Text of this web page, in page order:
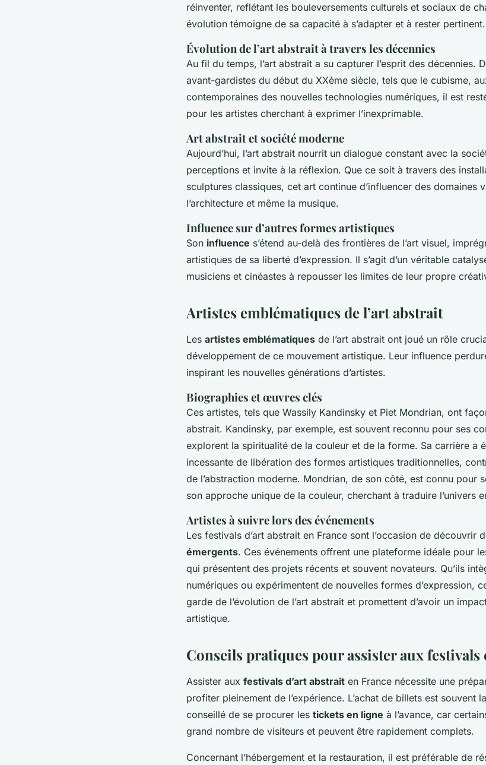
réinventer, reflétant les bouleversements culturels et sociaux de
évolution témoigne de sa capacité à s’adapter et à rester pertinent.
Évolution de l’art abstrait à travers les décennies
Au fil du temps, l’art abstrait a su capturer l’esprit des décennies.
avant-gardistes du début du XXème siècle, tels que le cubisme,
contemporaines des nouvelles technologies numériques, il est
pour les artistes cherchant à exprimer l’inexprimable.
Art abstrait et société moderne
Aujourd’hui, l’art abstrait nourrit un dialogue constant avec la
perceptions et invite à la réflexion. Que ce soit à travers des
sculptures classiques, cet art continue d’influencer des domaines
l’architecture et même la musique.
Influence sur d’autres formes artistiques
Son influence s’étend au-delà des frontières de l’art visuel,
artistiques de sa liberté d’expression. Il s’agit d’un véritable
musiciens et cinéastes à repousser les limites de leur propre
Artistes emblématiques de l’art abstrait
Les artistes emblématiques de l’art abstrait ont joué un rôle
développement de ce mouvement artistique. Leur influence
inspirant les nouvelles générations d’artistes.
Biographies et œuvres clés
Ces artistes, tels que Wassily Kandinsky et Piet Mondrian, ont
abstrait. Kandinsky, par exemple, est souvent reconnu pour ses
explorent la spiritualité de la couleur et de la forme. Sa carrière a
incessante de libération des formes artistiques traditionnelles,
de l’abstraction moderne. Mondrian, de son côté, est connu pour
son approche unique de la couleur, cherchant à traduire l’univers
Artistes à suivre lors des événements
Les festivals d’art abstrait en France sont l’occasion de découvrir
émergents. Ces événements offrent une plateforme idéale pour
qui présentent des projets récents et souvent novateurs. Qu’ils
numériques ou expérimentent de nouvelles formes d’expression,
garde de l’évolution de l’art abstrait et promettent d’avoir un
artistique.
Conseils pratiques pour assister aux festivals
Assister aux festivals d’art abstrait en France nécessite une
profiter pleinement de l’expérience. L’achat de billets est souvent
conseillé de se procurer les tickets en ligne à l’avance, car
grand nombre de visiteurs et peuvent être rapidement complets.
Concernant l’hébergement et la restauration, il est préférable de